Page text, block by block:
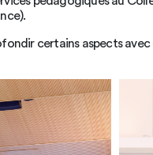
certains aspects